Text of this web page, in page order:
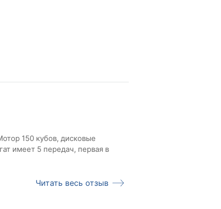
150 кубов, дисковые
имеет 5 передач, первая в
Читать весь отзыв